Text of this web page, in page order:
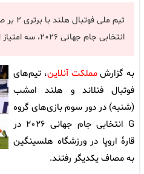
تیم
انتخابی جام جهانی ۲۰۲۶، سه امتیاز ارزشمند خارج از خانه کسب کرد.
به گزارشمملکت آنلاین، تیم‌های
فوتبال فنلاند و هلند امشب
(شنبه) در دور سوم بازی‌های گروه
G انتخابی جام جهانی ۲۰۲۶ در
قارهٔ اروپا در ورزشگاه هلسینگین
به مصاف یکدیگر رفتند.